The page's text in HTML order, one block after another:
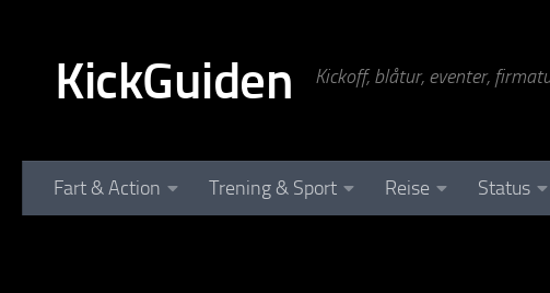
KickGuiden Kickoff, blåtur, eventer,
Fart & Action Trening & Sport Reise Status